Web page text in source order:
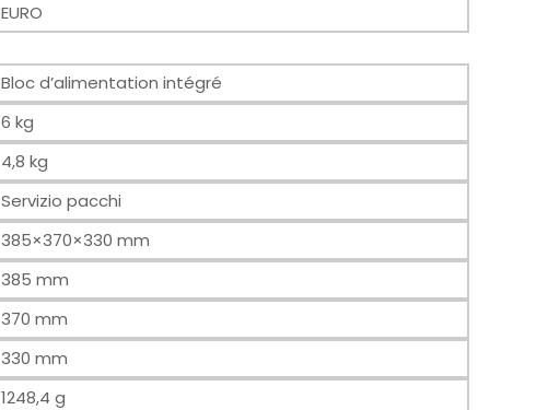
EURO
Bloc d’alimentation intégré
6 kg
4,8 kg
Servizio pacchi
385×370×330 mm
385 mm
370 mm
330 mm
1248,4 g